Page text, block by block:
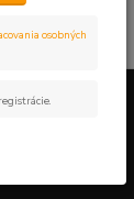
osobných